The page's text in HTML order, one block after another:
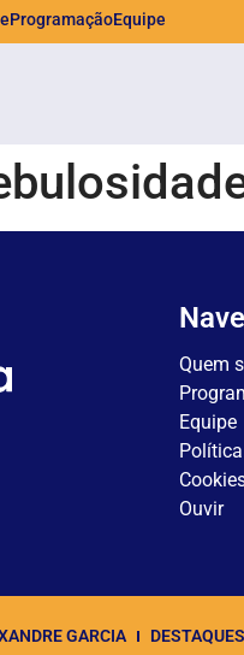
ProgramaçãoEquipe
Quem
Equipe
Ouvir
GARCIA DESTAQUES